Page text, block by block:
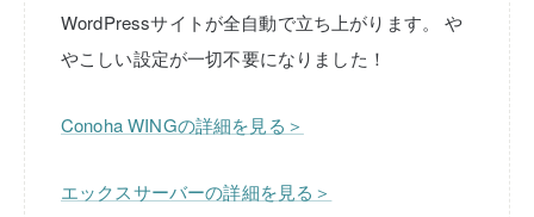
WordPressサイトが全自動で立ち上がります。
や
やこしい設定が一切不要になりました！
Conoha WINGの詳細を見る＞
エックスサーバーの詳細を見る＞